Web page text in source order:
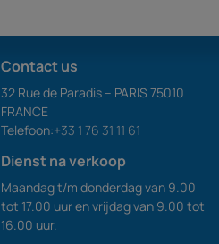
Contact us
32 Rue de Paradis – PARIS 75010
FRANCE
Telefoon:+33 1 76 31 11 61
Dienst na verkoop
Maandag t/m donderdag van 9.00
tot 17.00 uur en vrijdag van 9.00 tot
16.00 uur.